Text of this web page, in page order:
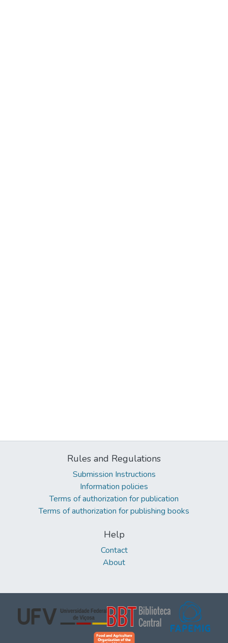
Rules and Regulations
Submission Instructions
Information policies
Terms of authorization for publication
Terms of authorization for publishing books
Help
Contact
About